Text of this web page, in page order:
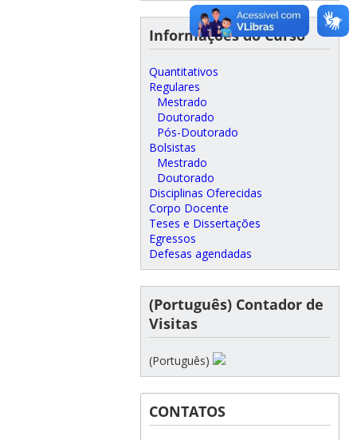
Informações do Curso
Quantitativos
Regulares
Mestrado
Doutorado
Pós-Doutorado
Bolsistas
Mestrado
Doutorado
Disciplinas Oferecidas
Corpo Docente
Teses e Dissertações
Egressos
Defesas agendadas
(Português) Contador de
Visitas
(Português)
CONTATOS